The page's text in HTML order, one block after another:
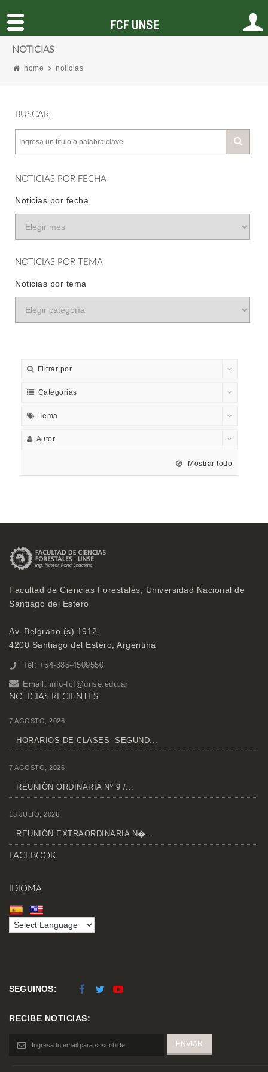
NOTICIAS
home noticias
BUSCAR
NOTICIAS POR FECHA
Noticias por fecha
NOTICIAS POR TEMA
Noticias por tema
Filtrar por
Categorias
Tema
Autor
Mostrar todo
Facultad de Ciencias Forestales, Universidad Nacional de
Santiago del Estero
Av. Belgrano (s) 1912,
4200 Santiago del Estero, Argentina
Tel: +54-385-4509550
Email: info-fcf@unse.edu.ar
NOTICIAS RECIENTES
7 AGOSTO, 2026
HORARIOS DE CLASES- SEGUND...
7 AGOSTO, 2026
REUNIÓN ORDINARIA Nº 9 /...
13 JULIO, 2026
REUNIÓN EXTRAORDINARIA N�...
FACEBOOK
IDIOMA
SEGUINOS:
RECIBE NOTICIAS:
FCF UNSE